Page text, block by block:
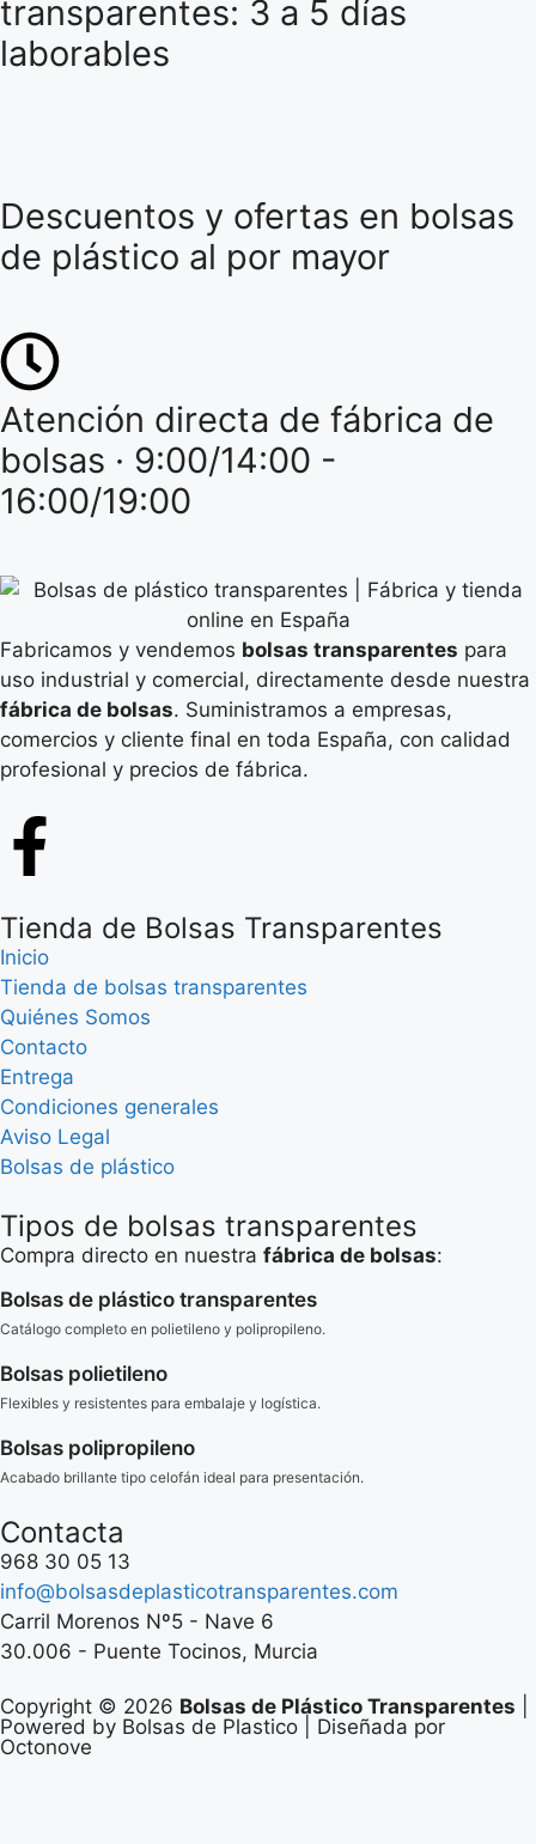
transparentes: 3 a 5 días
laborables
Descuentos y ofertas en bolsas
de plástico al por mayor
Atención directa de fábrica de
bolsas · 9:00/14:00 -
16:00/19:00
Fabricamos y vendemos bolsas transparentes para
uso industrial y comercial, directamente desde nuestra
fábrica de bolsas. Suministramos a empresas,
comercios y cliente final en toda España, con calidad
profesional y precios de fábrica.
Tienda de Bolsas Transparentes
Inicio
Tienda de bolsas transparentes
Quiénes Somos
Contacto
Entrega
Condiciones generales
Aviso Legal
Bolsas de plástico
Tipos de bolsas transparentes
Compra directo en nuestra fábrica de bolsas:
Bolsas de plástico transparentes
Catálogo completo en polietileno y polipropileno.
Bolsas polietileno
Flexibles y resistentes para embalaje y logística.
Bolsas polipropileno
Acabado brillante tipo celofán ideal para presentación.
Contacta
968 30 05 13
info@bolsasdeplasticotransparentes.com
Carril Morenos Nº5 - Nave 6
30.006 - Puente Tocinos, Murcia
Copyright © 2026 Bolsas de Plástico Transparentes
Powered by Bolsas de Plastico | Diseñada por
Octonove